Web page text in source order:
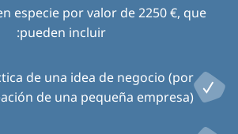
especie por valor de 2250 €, que
pueden incluir:
de una idea de negocio (por
de una pequeña empresa)